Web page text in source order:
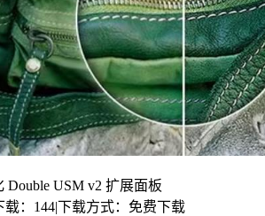
Double USM v2 扩展面板
载：144|下载方式：免费下载